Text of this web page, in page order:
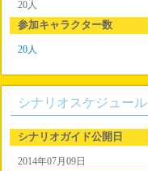
20人
参加キャラクター数
20人
シナリオスケジュール
シナリオガイド公開日
2014年07月09日